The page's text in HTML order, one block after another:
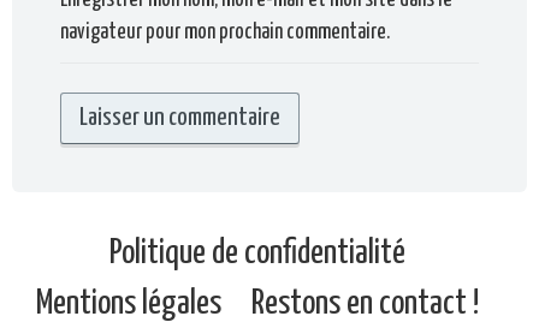
navigateur pour mon prochain commentaire.
Politique de confidentialité
Mentions légales
Restons en contact !